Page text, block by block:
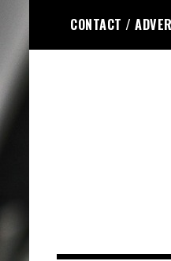
de
inhoud
CONTACT /